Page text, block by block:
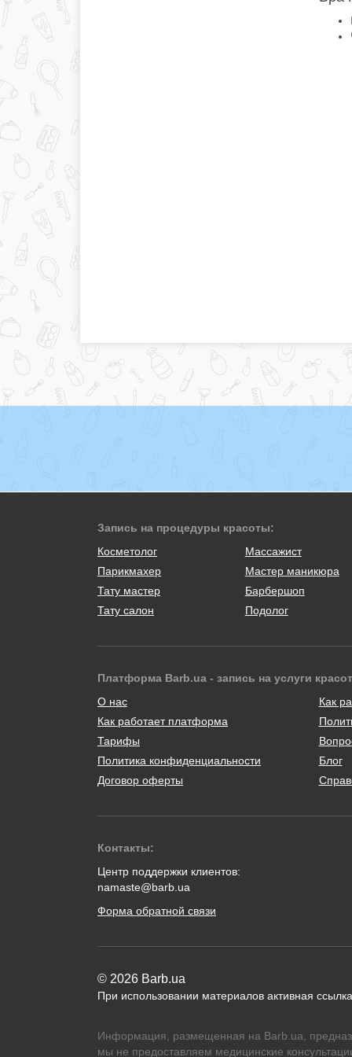
Запись на процедуры красоты:
Косметолог
Массажист
Парикмахер
Мастер маникюра
Тату мастер
Барбершоп
Тату салон
Подолог
Платформа Barb.ua - запись на услуги
О нас
Как работает платформа
Тарифы
Политика конфиденциальности
Договор оферты
Как
Блог
Контакты:
Центр поддержки клиентов:
namaste@barb.ua
Форма обратной связи
© 2026 Barb.ua
При использовании материалов активная
Информация, размещенная на Barb.ua,
мы не предоставляем медицинские